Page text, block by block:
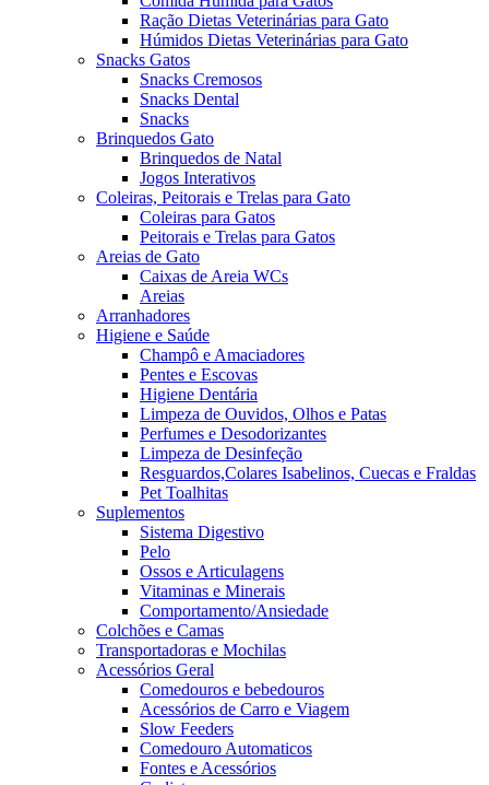
Ração Dietas Veterinárias para Gato
Húmidos Dietas Veterinárias para Gato
Snacks Gatos
Snacks Cremosos
Snacks Dental
Snacks
Brinquedos Gato
Brinquedos de Natal
Jogos Interativos
Coleiras, Peitorais e Trelas para Gato
Coleiras para Gatos
Peitorais e Trelas para Gatos
Areias de Gato
Caixas de Areia WCs
Areias
Arranhadores
Higiene e Saúde
Champô e Amaciadores
Pentes e Escovas
Higiene Dentária
Limpeza de Ouvidos, Olhos e Patas
Perfumes e Desodorizantes
Limpeza de Desinfeção
Resguardos,Colares Isabelinos, Cuecas e Fraldas
Pet Toalhitas
Suplementos
Sistema Digestivo
Pelo
Ossos e Articulagens
Vitaminas e Minerais
Comportamento/Ansiedade
Colchões e Camas
Transportadoras e Mochilas
Acessórios Geral
Comedouros e bebedouros
Acessórios de Carro e Viagem
Slow Feeders
Comedouro Automaticos
Fontes e Acessórios